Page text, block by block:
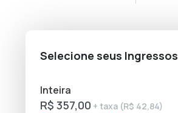
Selecione seus Ingressos
Inteira
R$ 357,00 + taxa (R$ 42,84)